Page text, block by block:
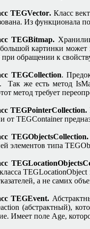
TEGVector. Класс
Из функционала
TEGBitmap.
большой картинки
при обращении к
TEGCollection.
Так же есть метод
метод требует
TEGPointerCollection.
от TEGContainer
элементов типа
а не самих
TEGEvent.
(абстрактный),
Имеет поле Age,